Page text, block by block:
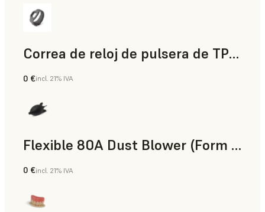
Correa de reloj de pulsera de TPU 90A Powder
Polvo para SLS
0 €incl. 21% IVA
Flexible 80A Dust Blower (Form 4)
0 €incl. 21% IVA